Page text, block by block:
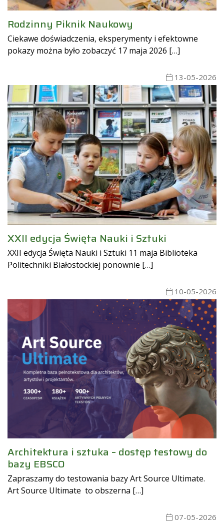
Rodzinny Piknik Naukowy
Ciekawe doświadczenia, eksperymenty i efektowne
pokazy można było zobaczyć 17 maja 2026 […]
13-05-2026
XXII edycja Święta Nauki i Sztuki
XXII edycja Święta Nauki i Sztuki 11 maja Biblioteka
Politechniki Białostockiej ponownie […]
10-05-2026
Architektura i sztuka – dostęp testowy do
bazy EBSCO
Zapraszamy do testowania bazy Art Source Ultimate.
Art Source Ultimate to obszerna […]
07-05-2026